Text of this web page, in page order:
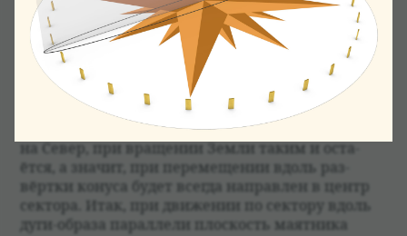
будет действо­вать только сила тяже­сти, направ­
лен­ная перпен­ди­ку­лярно плос­ко­сти раз­вёртки.
И так как сила действует в плос­ко­сти коле­ба­
ний, то при перемеще­нии маят­ника плос­кость
его коле­ба­ний будет оста­ваться парал­лель­ной
началь­ному положе­нию. Кружо­чек — кусо­чек
пола, — будучи один раз направ­лен­ным
на Север, при враще­нии Земли таким и оста­
ётся, а зна­чит, при перемеще­нии вдоль раз­
вёртки конуса будет все­гда направ­лен в центр
сек­тора. Итак, при движе­нии по сек­тору вдоль
дуги-образа парал­лели плос­кость маят­ника